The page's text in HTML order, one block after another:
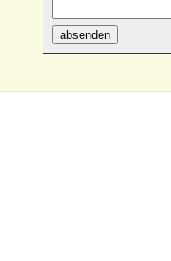
absenden